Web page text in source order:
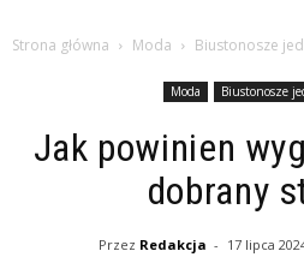
Strona główna Moda Biustonosze
Moda Biustonosze
Jak powinien
dobrany
Przez Redakcja - 17 lipca